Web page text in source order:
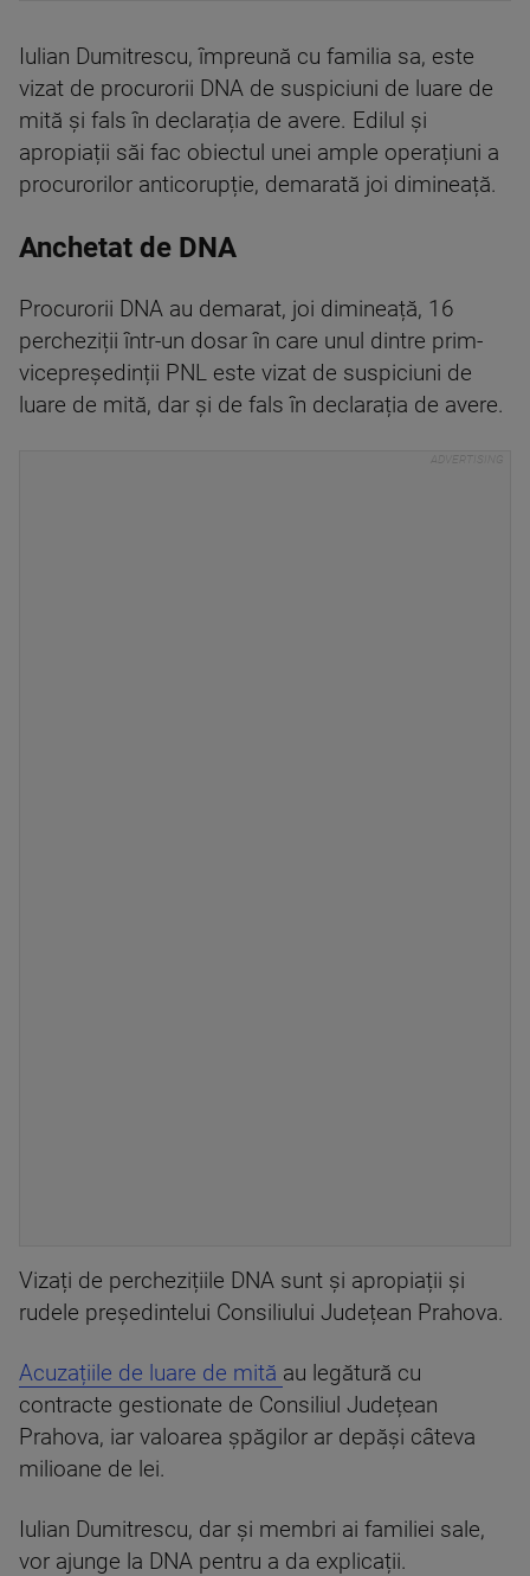
Iulian Dumitrescu, împreună cu familia sa, este
vizat de procurorii DNA de suspiciuni de luare de
mită și fals în declarația de avere. Edilul și
apropiații săi fac obiectul unei ample operațiuni a
procurorilor anticorupție, demarată joi dimineață.
Anchetat de DNA
Procurorii DNA au demarat, joi dimineață, 16
percheziții într-un dosar în care unul dintre prim-
vicepreședinții PNL este vizat de suspiciuni de
luare de mită, dar și de fals în declarația de avere.
Vizați de perchezițiile DNA sunt și apropiații și
rudele președintelui Consiliului Județean Prahova.
Acuzațiile de luare de mită au legătură cu
contracte gestionate de Consiliul Județean
Prahova, iar valoarea șpăgilor ar depăși câteva
milioane de lei.
Iulian Dumitrescu, dar și membri ai familiei sale,
vor ajunge la DNA pentru a da explicații.